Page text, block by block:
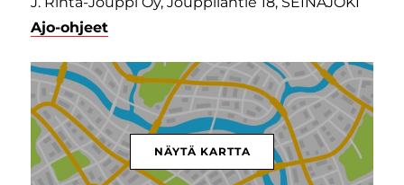
Ajo-ohjeet
NÄYTÄ KARTTA